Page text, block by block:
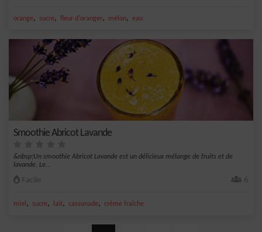
orange, sucre, fleur d'oranger, melon, eau
Smoothie Abricot Lavande
&nbsp;Un smoothie Abricot Lavande est un délicieux mélange de fruits et de
lavande. Le...
Facile 6
miel , sucre, lait, cassonade, crème fraîche